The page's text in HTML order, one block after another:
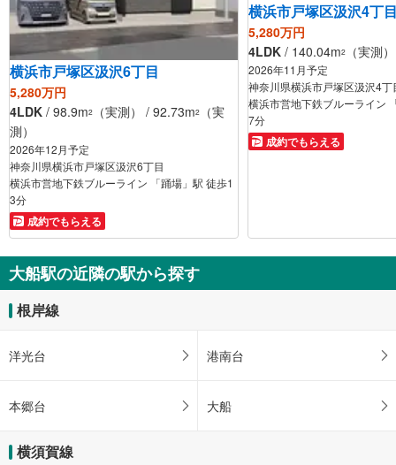
横浜市戸塚区汲沢6丁目
5,280万円
4LDK / 98.9m2 （実測） / 92.73m2
（実
測）
2026年12月予定
神奈川県横浜市戸塚区汲沢6丁目
横浜市営地下鉄ブルーライン 「踊場」駅 徒歩1
3分
成約でもらえる
横浜市戸塚区汲沢4丁
5,280万円
4LDK / 140.04m2 （実測
2026年11月予定
神奈川県横浜市戸塚区汲沢4丁
横浜市営地下鉄ブルーライン
7分
成約でもらえる
大船駅の近隣の駅から探す
根岸線
洋光台 港南台
本郷台 大船
横須賀線